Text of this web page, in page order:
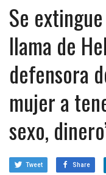
Se
llama de
defensora
mujer a
sexo,
Tweet Share